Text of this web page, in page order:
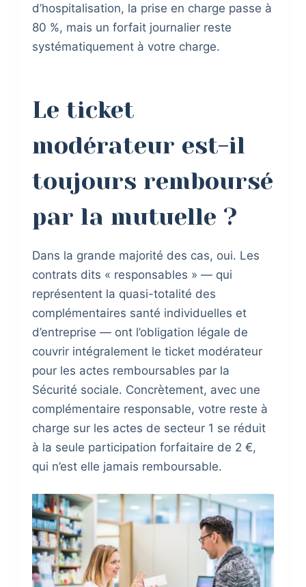
d’hospitalisation, la prise en charge passe à
80 %, mais un forfait journalier reste
systématiquement à votre charge.
Le ticket
modérateur est-il
toujours remboursé
par la mutuelle ?
Dans la grande majorité des cas, oui. Les
contrats dits « responsables » — qui
représentent la quasi-totalité des
complémentaires santé individuelles et
d’entreprise — ont l’obligation légale de
couvrir intégralement le ticket modérateur
pour les actes remboursables par la
Sécurité sociale. Concrètement, avec une
complémentaire responsable, votre reste à
charge sur les actes de secteur 1 se réduit
à la seule participation forfaitaire de 2 €,
qui n’est elle jamais remboursable.